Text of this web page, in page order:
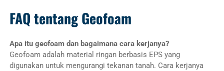
FAQ tentang Geofoam
Apa itu geofoam dan bagaimana cara kerjanya?
Geofoam adalah material ringan berbasis EPS yang
digunakan untuk mengurangi tekanan tanah. Cara kerjanya